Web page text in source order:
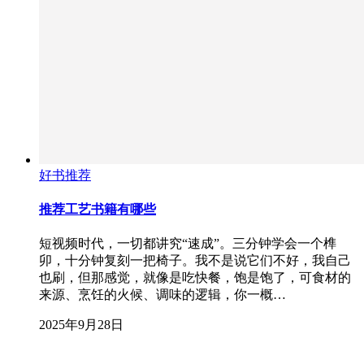
好书推荐
推荐工艺书籍有哪些
短视频时代，一切都讲究“速成”。三分钟学会一个榫
卯，十分钟复刻一把椅子。我不是说它们不好，我自己
也刷，但那感觉，就像是吃快餐，饱是饱了，可食材的
来源、烹饪的火候、调味的逻辑，你一概…
2025年9月28日